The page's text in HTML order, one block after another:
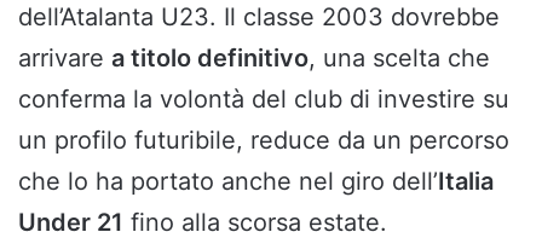
dell’Atalanta U23. Il classe 2003 dovrebbe
arrivare a titolo definitivo, una scelta che
conferma la volontà del club di investire su
un profilo futuribile, reduce da un percorso
che lo ha portato anche nel giro dell’Italia
Under 21 fino alla scorsa estate.